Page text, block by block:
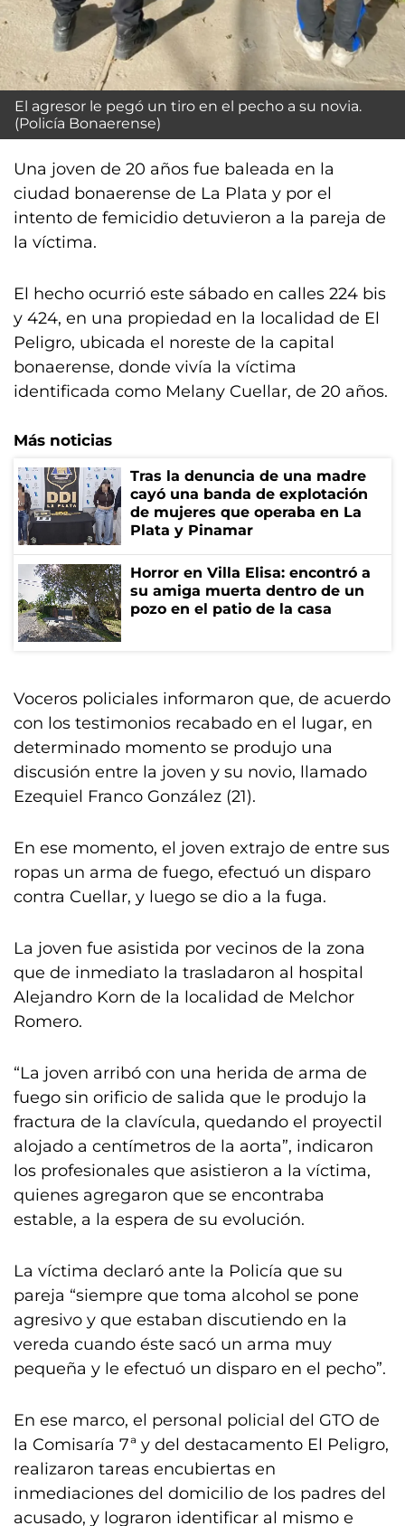
El agresor le pegó un tiro en el pecho a su novia.
(Policía Bonaerense)
Una joven de 20 años fue baleada en la
ciudad bonaerense de La Plata y por el
intento de femicidio detuvieron a la pareja de
la víctima.
El hecho ocurrió este sábado en calles 224 bis
y 424, en una propiedad en la localidad de El
Peligro, ubicada el noreste de la capital
bonaerense, donde vivía la víctima
identificada como Melany Cuellar, de 20 años.
Más noticias
Tras la denuncia de una madre
cayó una banda de explotación
de mujeres que operaba en La
Plata y Pinamar
Horror en Villa Elisa: encontró a
su amiga muerta dentro de un
pozo en el patio de la casa
Voceros policiales informaron que, de acuerdo
con los testimonios recabado en el lugar, en
determinado momento se produjo una
discusión entre la joven y su novio, llamado
Ezequiel Franco González (21).
En ese momento, el joven extrajo de entre sus
ropas un arma de fuego, efectuó un disparo
contra Cuellar, y luego se dio a la fuga.
La joven fue asistida por vecinos de la zona
que de inmediato la trasladaron al hospital
Alejandro Korn de la localidad de Melchor
Romero.
“La joven arribó con una herida de arma de
fuego sin orificio de salida que le produjo la
fractura de la clavícula, quedando el proyectil
alojado a centímetros de la aorta”, indicaron
los profesionales que asistieron a la víctima,
quienes agregaron que se encontraba
estable, a la espera de su evolución.
La víctima declaró ante la Policía que su
pareja “siempre que toma alcohol se pone
agresivo y que estaban discutiendo en la
vereda cuando éste sacó un arma muy
pequeña y le efectuó un disparo en el pecho”.
En ese marco, el personal policial del GTO de
la Comisaría 7ª y del destacamento El Peligro,
realizaron tareas encubiertas en
inmediaciones del domicilio de los padres del
acusado, y lograron identificar al mismo e